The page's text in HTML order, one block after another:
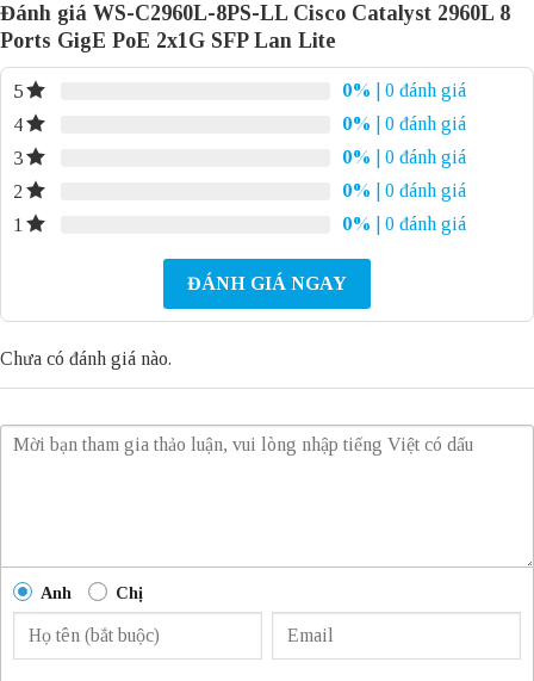
Đánh giá WS-C2960L-8PS-LL Cisco Catalyst 2960L 8
Ports GigE PoE 2x1G SFP Lan Lite
5 0%
| 0 đánh giá
4
0%
| 0 đánh giá
3
0%
| 0 đánh giá
2
0%
| 0 đánh giá
1
0% | 0 đánh giá
ĐÁNH GIÁ NGAY
Chưa có đánh giá nào.
Anh Chị